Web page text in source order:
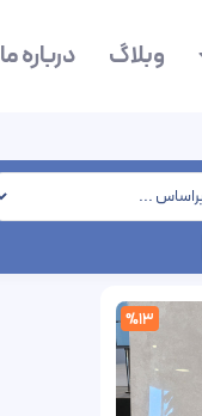
وبلاگ درباره ما
%13